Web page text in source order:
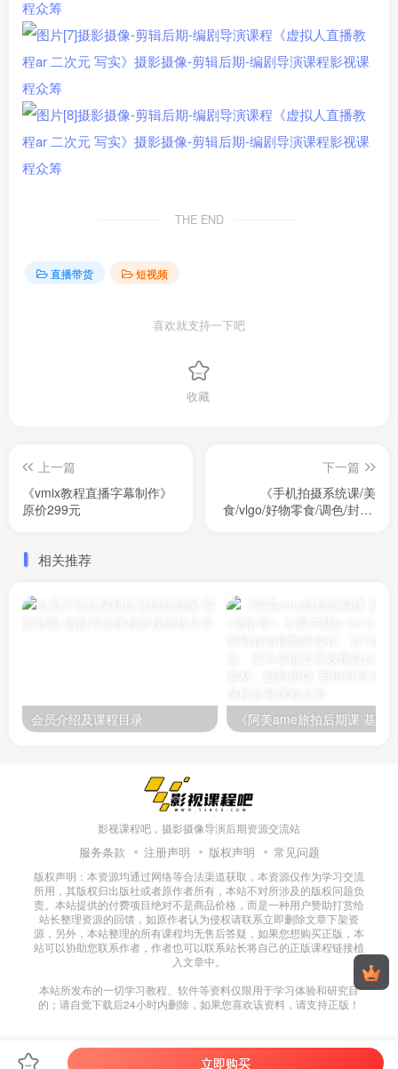
THE END
直播带货 短视频
喜欢就支持一下吧
收藏
上一篇
《vmix教程直播字幕制作》
原价299元
下一篇
《手机拍摄系统课/美
食/vlgo/好物零食/调色/封面/
相关推荐
会员介绍及课程目录
影视课程吧，摄影摄像导演后期资源交流站
服务条款 注册声明 版权声明 常见问题
版权声明：本资源均通过网络等合法渠道获取，本资源仅作为学习交流
所用，其版权归出版社或者原作者所有，本站不对所涉及的版权问题负
责。本站提供的付费项目绝对不是商品价格，而是一种用户赞助打赏给
站长整理资源的回馈，如原作者认为侵权请联系立即删除文章下架资
源，另外，本站整理的所有课程均无售后答疑，如果您想购买正版，本
站可以协助您联系作者，作者也可以联系站长将自己的正版课程链接植
入文章中。
本站所发布的一切学习教程、软件等资料仅限用于学习体验和研究目
的；请自觉下载后24小时内删除，如果您喜欢该资料，请支持正版！
立即购买